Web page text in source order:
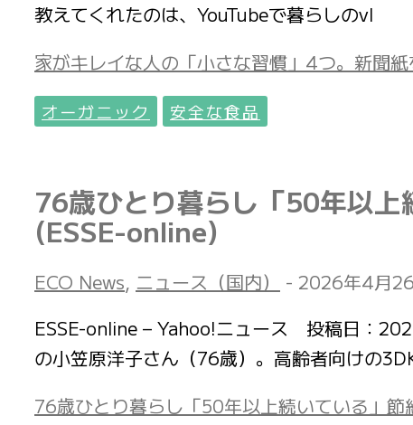
教えてくれたのは、YouTubeで暮らしのvl
家がキレイな人の「小さな習慣」4つ。新聞
オーガニック 安全な食品
76歳ひとり暮らし「50年以
(ESSE-online)
ECO News, ニュース（国内） - 2026年4月
ESSE-online – Yahoo!ニュース 投稿日：
の小笠原洋子さん（76歳）。高齢者向けの
76歳ひとり暮らし「50年以上続いている」